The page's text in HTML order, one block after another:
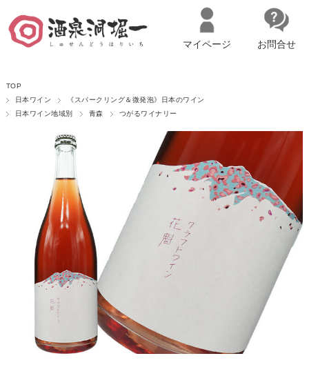
マイページへログイン
マイページ お問合せ
TOP
日本ワイン
《スパークリング＆微発泡》日本のワイン
日本ワイン地域別
青森 つがるワイナリー